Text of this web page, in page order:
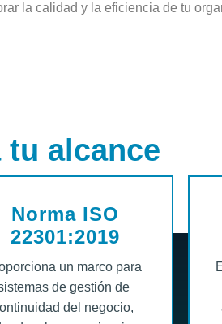
la calidad y la eficiencia de tu
tu alcance
Norma ISO
22301:2019
un marco para
de gestión de
del negocio,